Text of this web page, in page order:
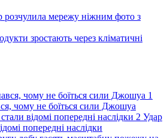
розчулила мережу ніжним фото з
зростають через кліматичні
1
чому не боїться сили Джошуа
2 Удар
попередні наслідки